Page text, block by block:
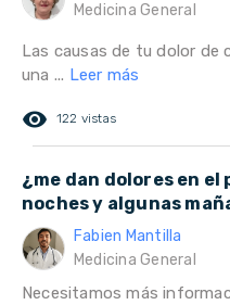
Medicina General
Las causas de tu dolor de
una ... Leer más
remove_red_eye 122 vistas
¿me dan dolores en
noches y algunas
Fabien Mantilla
Medicina General
Necesitamos más